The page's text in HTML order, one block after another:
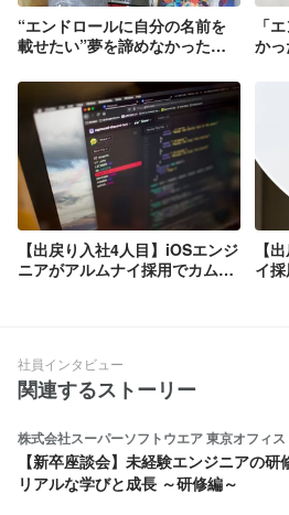
“エンドロールに自分の名前を
載せたい”夢を諦めなかったゲ
「
か
役
【出戻り入社4人目】iOSエンジ
ニアがアルムナイ採用でカムバ
【
イ
社員インタビュー
関連するストーリー
株式会社スーパーソフトウエア 東京オフィス
【新卒座談会】未経験エンジニアの研
リアルな学びと成長 ～研修編～